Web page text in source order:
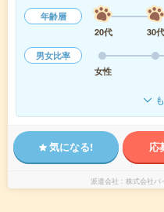
年齢層
20代
30代
男女比率
女性
気になる! 応
派遣会社 株式会社バ